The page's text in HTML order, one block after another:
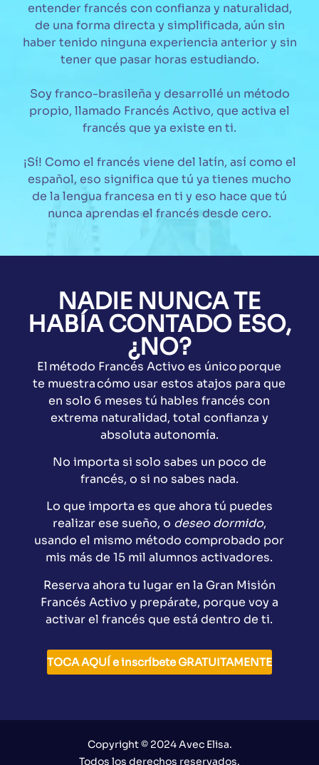
entender francés con confianza y naturalidad,
de una forma directa y simplificada, aún sin
haber tenido ninguna experiencia anterior y sin
tener que pasar horas estudiando.
Soy franco-brasileña y desarrollé un método
propio, llamado Francés Activo, que activa el
francés que ya existe en ti.
¡Sí! Como el francés viene del latín, así como el
español, eso significa que tú ya tienes mucho
de la lengua francesa en ti y eso hace que tú
nunca aprendas el francés desde cero.
NADIE NUNCA TE
HABÍA CONTADO ESO,
¿NO?
Elmétodo Francés Activo es únicoporque
te muestracómo usar estos atajos para que
en solo 6 meses tú hablesfrancés con
extrema naturalidad, total confianza y
absoluta autonomía.
No importa si solo sabes un poco de
francés, o si no sabes nada.
Lo que importa es que ahora tú puedes
realizar ese sueño, o deseo dormido,
usando el mismo método comprobado por
mis más de15 mil alumnos activadores.
Reserva ahora tu lugar en la Gran Misión
Francés Activo y prepárate, porque voy a
activar el francés que está dentro de ti.
TOCA AQUÍ e inscríbete GRATUITAMENTE
Copyright © 2024 Avec Elisa.
Todos los derechos reservados.